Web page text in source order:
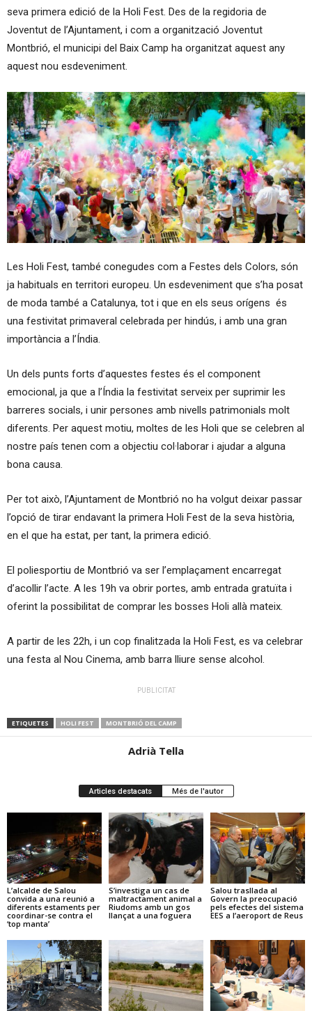
seva primera edició de la Holi Fest. Des de la regidoria de
Joventut de l’Ajuntament, i com a organització Joventut
Montbrió, el municipi del Baix Camp ha organitzat aquest any
aquest nou esdeveniment.
Les Holi Fest, també conegudes com a Festes dels Colors, són
ja habituals en territori europeu. Un esdeveniment que s’ha posat
de moda també a Catalunya, tot i que en els seus orígens és
una festivitat primaveral celebrada per hindús, i amb una gran
importància a l’Índia.
Un dels punts forts d’aquestes festes és el component
emocional, ja que a l’Índia la festivitat serveix per suprimir les
barreres socials, i unir persones amb nivells patrimonials molt
diferents. Per aquest motiu, moltes de les Holi que se celebren al
nostre país tenen com a objectiu col·laborar i ajudar a alguna
bona causa.
Per tot això, l’Ajuntament de Montbrió no ha volgut deixar passar
l’opció de tirar endavant la primera Holi Fest de la seva història,
en el que ha estat, per tant, la primera edició.
El poliesportiu de Montbrió va ser l’emplaçament encarregat
d’acollir l’acte. A les 19h va obrir portes, amb entrada gratuïta i
oferint la possibilitat de comprar les bosses Holi allà mateix.
A partir de les 22h, i un cop finalitzada la Holi Fest, es va celebrar
una festa al Nou Cinema, amb barra lliure sense alcohol.
PUBLICITAT
ETIQUETES HOLI FEST MONTBRIÓ DEL CAMP
Adrià Tella
Articles destacats Més de l'autor
L’alcalde de Salou
convida a una reunió a
diferents estaments per
coordinar-se contra el
‘top manta’
S’investiga un cas de
maltractament animal a
Riudoms amb un gos
llançat a una foguera
Salou trasllada al
Govern la preocupació
pels efectes del sistema
EES a l’aeroport de Reus